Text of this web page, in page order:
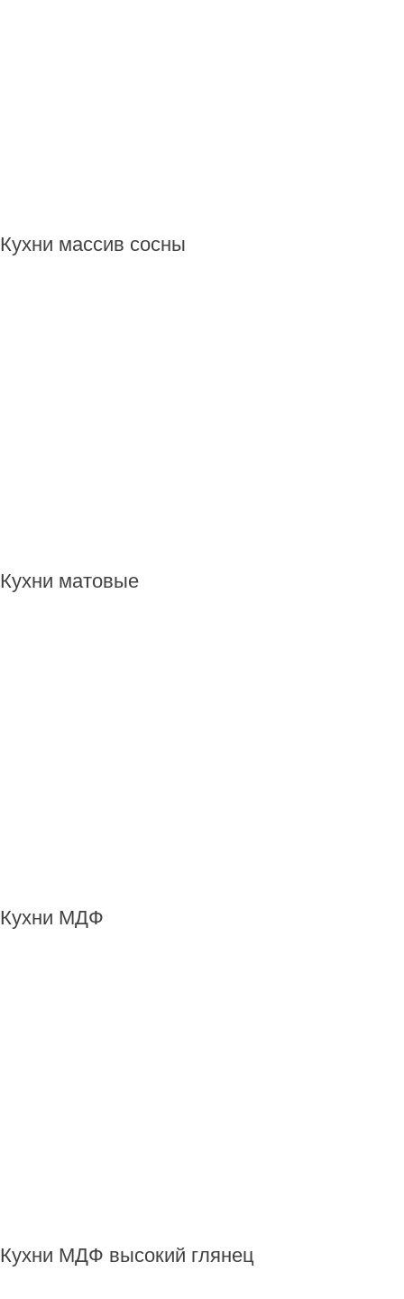
Кухни массив сосны
Кухни матовые
Кухни МДФ
Кухни МДФ высокий глянец